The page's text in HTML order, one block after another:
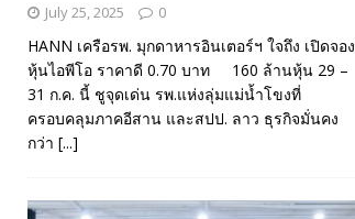
July 25, 2025 0
HANN เครือรพ. มุกดาหารอินเตอร์ฯ ใจถึง เปิดจอง
หุ้นไอพีโอ ราคาดี 0.70 บาท 160 ล้านหุ้น 29 –
31 ก.ค. นี้ ชูจุดเด่น รพ.แห่งลุ่มแม่น้ำโขงที่
ครอบคลุมภาคอีสาน และสปป. ลาว ธุรกิจมั่นคง
กว่า [...]